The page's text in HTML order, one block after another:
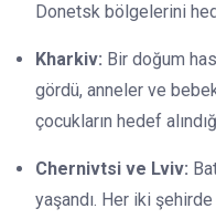
Donetsk bölgelerini
Kharkiv: Bir doğum
gördü, anneler ve
çocukların hedef
Chernivtsi ve Lviv:
yaşandı. Her iki